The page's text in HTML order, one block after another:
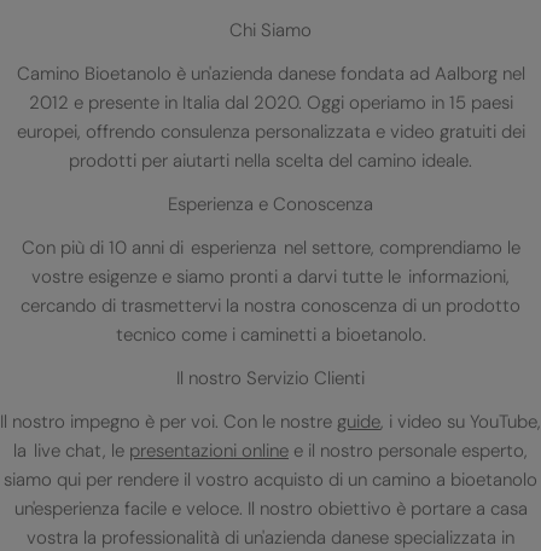
Chi Siamo
Camino Bioetanolo è un'azienda danese fondata ad Aalborg nel
2012 e presente in Italia dal 2020. Oggi operiamo in 15 paesi
europei, offrendo consulenza personalizzata e video gratuiti dei
prodotti per aiutarti nella scelta del camino ideale.
Esperienza e Conoscenza
Con più di 10 anni di esperienza nel settore, comprendiamo le
vostre esigenze e siamo pronti a darvi tutte le informazioni,
cercando di trasmettervi la nostra conoscenza di un prodotto
tecnico come i caminetti a bioetanolo.
Il nostro Servizio Clienti
Il nostro impegno è per voi. Con le nostre guide, i video su YouTube,
la live chat, le presentazioni online e il nostro personale esperto,
siamo qui per rendere il vostro acquisto di un camino a bioetanolo
un'esperienza facile e veloce. Il nostro obiettivo è portare a casa
vostra la professionalità di un'azienda danese specializzata in